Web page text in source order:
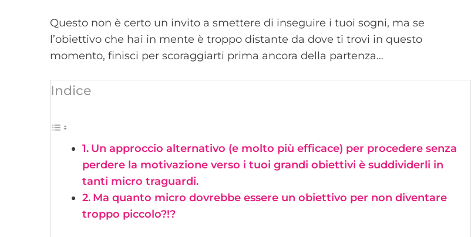
Questo non è certo un invito a smettere di inseguire i tuoi sogni, ma se
l’obiettivo che hai in mente è troppo distante da dove ti trovi in questo
momento, finisci per scoraggiarti prima ancora della partenza…
Indice
Un approccio alternativo (e molto più efficace) per procedere senza
perdere la motivazione verso i tuoi grandi obiettivi è suddividerli in
tanti micro traguardi.
Ma quanto micro dovrebbe essere un obiettivo per non diventare
troppo piccolo?!?